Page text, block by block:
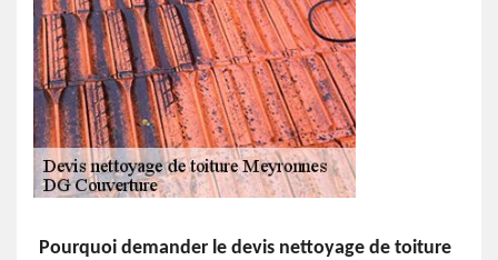
Pourquoi demander le devis nettoyage de toiture